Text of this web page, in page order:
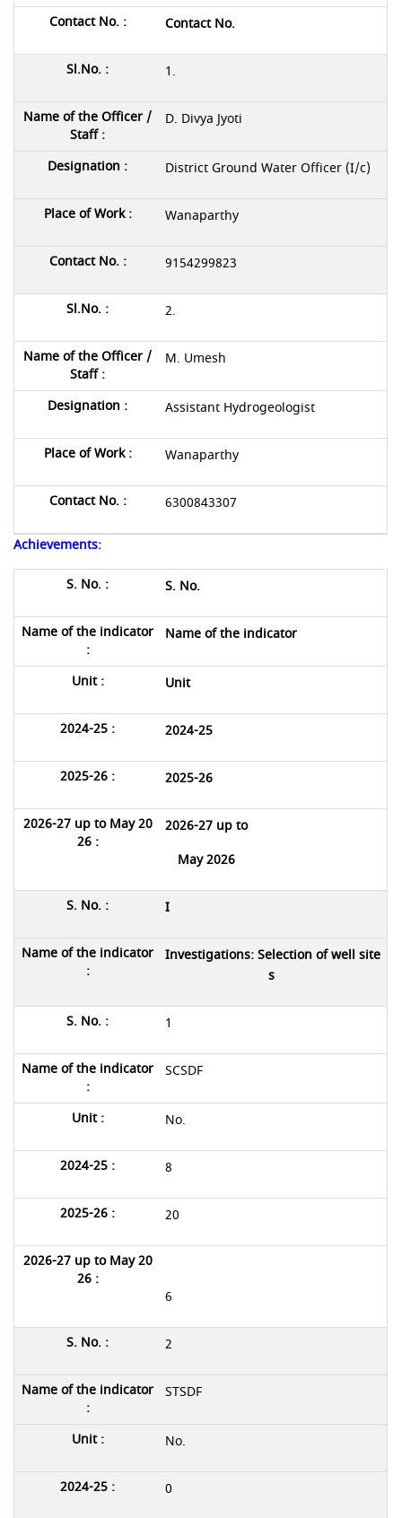
Contact No.
1.
D. Divya Jyoti
District Ground Water Officer (I/c)
Wanaparthy
9154299823
2.
M. Umesh
Assistant Hydrogeologist
Wanaparthy
6300843307
Achievements:
S. No.
Name of the indicator
Unit
2024-25
2025-26
2026-27 up to
May 2026
I
Investigations: Selection of well site
s
1
SCSDF
No.
8
20
6
2
STSDF
No.
0